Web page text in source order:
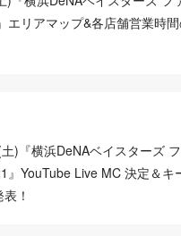
エリアマップ&各店舗営業時
)『横浜DeNAベイスターズ
』YouTube Live MC 決定＆キ
！